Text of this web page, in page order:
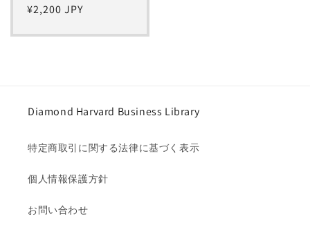
通
¥2,200 JPY
Diamond Harvard Business Library
特定商取引に関する法律に基づく表示
個人情報保護方針
お問い合わせ